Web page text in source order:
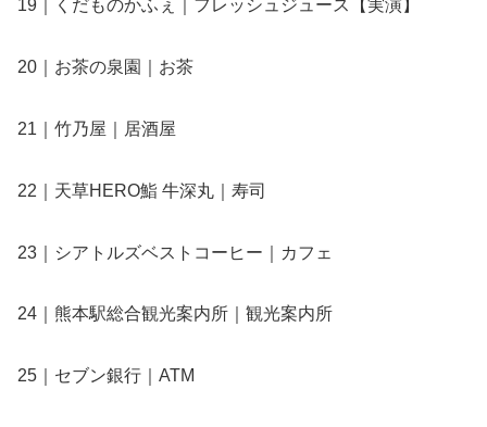
19｜くだものかふぇ｜フレッシュジュース【実演】
20｜お茶の泉園｜お茶
21｜竹乃屋｜居酒屋
22｜天草HERO鮨 牛深丸｜寿司
23｜シアトルズベストコーヒー｜カフェ
24｜熊本駅総合観光案内所｜観光案内所
25｜セブン銀行｜ATM